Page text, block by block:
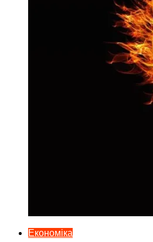
Економіка